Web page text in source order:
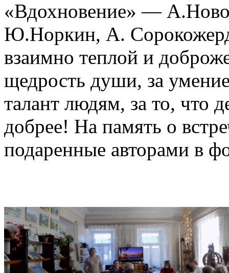
«Вдохновение» —
Ю.Норкин, А.
взаимно теплой и
щедрость души, за
талант людям, за то, что
добрее! На память о
подаренные авторами в